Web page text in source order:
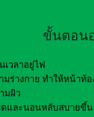
ขั้นตอน
เวลาอยู่ไฟ
ร่างกาย ทำให้หน้าท้อ
มผิว
ดและนอนหลับสบายขึ้น